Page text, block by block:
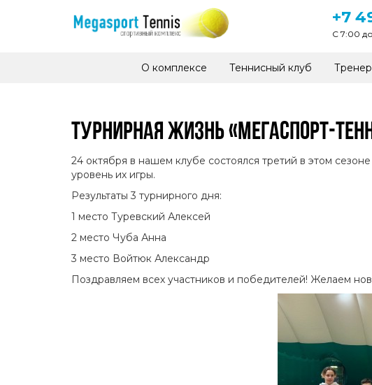
+7
C 7:00
О комплексе Теннисный клуб
ТУРНИРНАЯ ЖИЗНЬ «МЕГАСПОРТ-
24 октября в нашем клубе состоялся третий в этом
уровень их игры.
Результаты 3 турнирного дня:
1 место Туревский Алексей
2 место Чуба Анна
3 место Войтюк Александр
Поздравляем всех участников и победителей! Желаем